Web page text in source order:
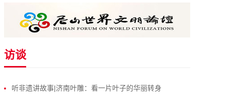
访谈
听非遗讲故事|济南叶雕：看一片叶子的华丽转身